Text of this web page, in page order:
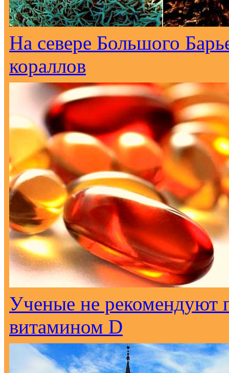
На севере Большого
кораллов
Ученые не рекомендуют
витамином D